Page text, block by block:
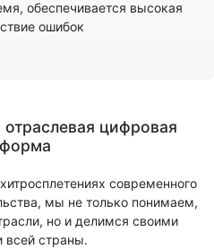
обеспечивается высокая
ошибок
цифровая
современного
мы не только понимаем,
но и делимся своими
всей страны.